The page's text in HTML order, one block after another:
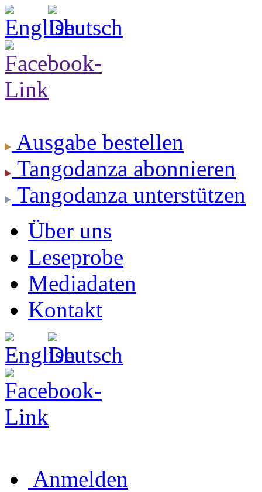
Ausgabe bestellen
Tangodanza abonnieren
Tangodanza unterstützen
Über uns
Leseprobe
Mediadaten
Kontakt
Anmelden